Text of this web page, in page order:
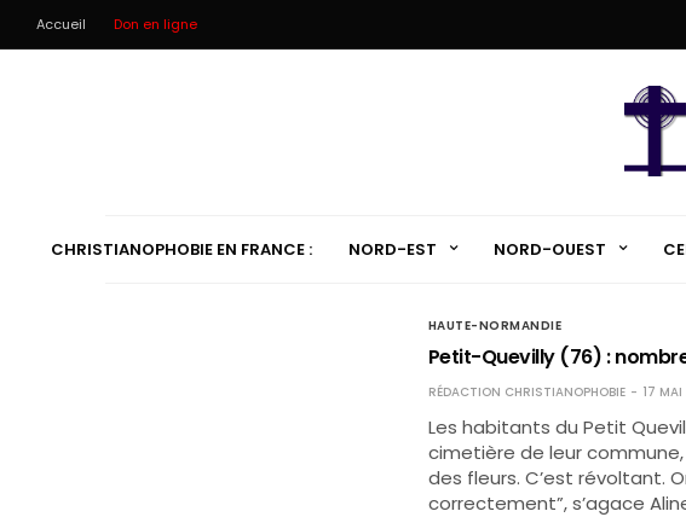
Accueil Don en ligne
CHRISTIANOPHOBIE EN FRANCE : NORD-EST NORD-OUEST
HAUTE-NORMANDIE
Petit-Quevilly (76) :
RÉDACTION CHRISTIANOPHOBIE 17
Les habitants du Petit
cimetière de leur commune,
des fleurs. C’est révoltant.
correctement”, s’agace